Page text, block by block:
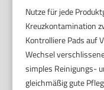
Nutze für jede
Kreuzkontamination
Kontrolliere Pads auf
Wechsel
simples Reinigungs-
gleichmäßig gute